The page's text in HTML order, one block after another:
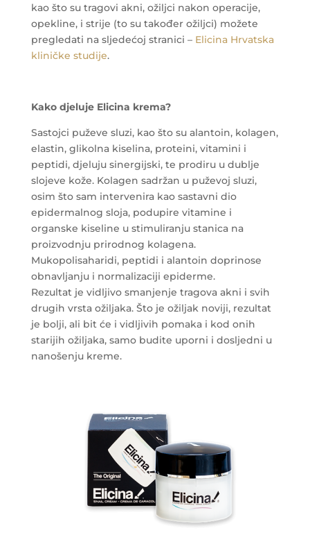
kao što su tragovi akni, ožiljci nakon operacije,
opekline, i strije (to su također ožiljci) možete
pregledati na sljedećoj stranici – Elicina Hrvatska
kliničke studije.
Kako djeluje Elicina krema?
Sastojci puževe sluzi, kao što su alantoin, kolagen,
elastin, glikolna kiselina, proteini, vitamini i
peptidi, djeluju sinergijski, te prodiru u dublje
slojeve kože. Kolagen sadržan u puževoj sluzi,
osim što sam intervenira kao sastavni dio
epidermalnog sloja, podupire vitamine i
organske kiseline u stimuliranju stanica na
proizvodnju prirodnog kolagena.
Mukopolisaharidi, peptidi i alantoin doprinose
obnavljanju i normalizaciji epiderme.
Rezultat je vidljivo smanjenje tragova akni i svih
drugih vrsta ožiljaka. Što je ožiljak noviji, rezultat
je bolji, ali bit će i vidljivih pomaka i kod onih
starijih ožiljaka, samo budite uporni i dosljedni u
nanošenju kreme.